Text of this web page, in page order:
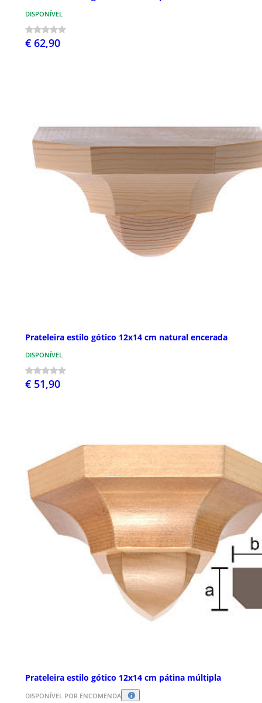
DISPONÍVEL
€ 62,90
Prateleira estilo gótico 12x14 cm natural encerada
DISPONÍVEL
€ 51,90
Prateleira estilo gótico 12x14 cm pátina múltipla
DISPONÍVEL POR ENCOMENDA